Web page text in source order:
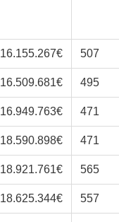
16.155.267€ 507
16.509.681€ 495
16.949.763€ 471
18.590.898€ 471
18.921.761€ 565
18.625.344€ 557